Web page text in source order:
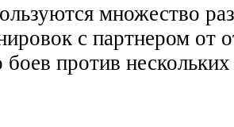
множество
с партнером от
против